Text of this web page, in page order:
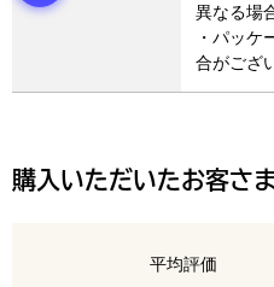
異なる場
・パッケ
合がござ
購入いただいたお客さ
平均評価